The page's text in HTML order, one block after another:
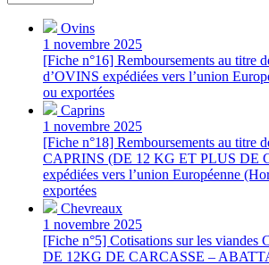
Ovins
1 novembre 2025
[Fiche n°16] Remboursements au titre
d’OVINS expédiées vers l’union
ou exportées
Caprins
1 novembre 2025
[Fiche n°18] Remboursements au titre
CAPRINS (DE 12 KG ET PLUS DE
expédiées vers l’union Européenne
exportées
Chevreaux
1 novembre 2025
[Fiche n°5] Cotisations sur les
DE 12KG DE CARCASSE –